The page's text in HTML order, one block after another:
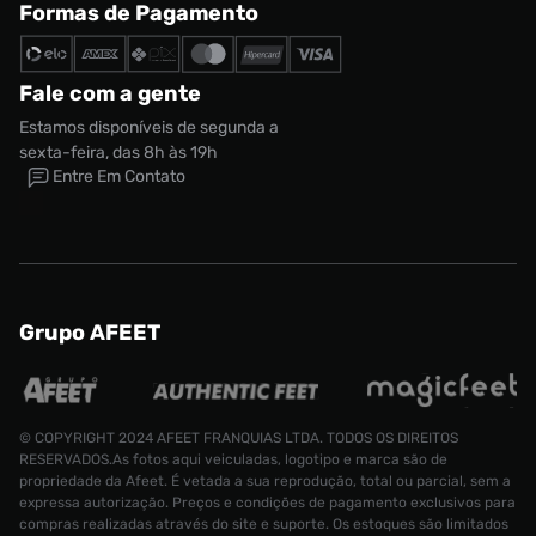
CONTINUAR COMPRANDO
Tênis Nike Air Force 1 Shadow Feminino
Tamanho:
34
R$ 999,99
R$ 599,99
ADICIONAR AO CARRINHO
Formas de Pagamento
Fale com a gente
Estamos disponíveis de segunda a
sexta-feira, das 8h às 19h
Entre Em Contato
Grupo AFEET
© COPYRIGHT 2024 AFEET FRANQUIAS LTDA. TODOS OS DIREITOS
RESERVADOS.As fotos aqui veiculadas, logotipo e marca são de
propriedade da Afeet. É vetada a sua reprodução, total ou parcial, sem a
expressa autorização. Preços e condições de pagamento exclusivos para
compras realizadas através do site e suporte. Os estoques são limitados